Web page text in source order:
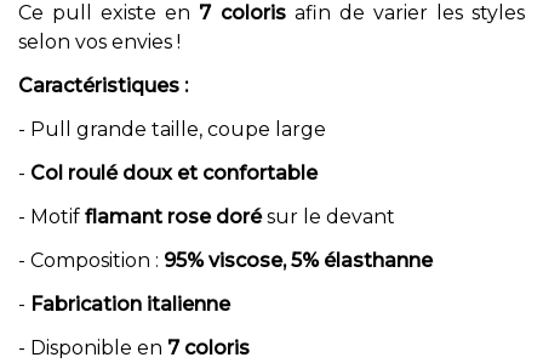
Ce pull existe en 7 colorisafin de varier les styles
selon vos envies !
Caractéristiques :
- Pull grande taille, coupe large
- Col roulé doux et confortable
- Motif flamant rose dorésur le devant
- Composition : 95% viscose, 5% élasthanne
- Fabrication italienne
- Disponible en 7 coloris